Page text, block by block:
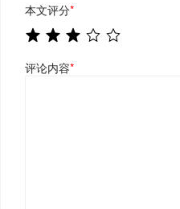
本文评分*
评论内容*